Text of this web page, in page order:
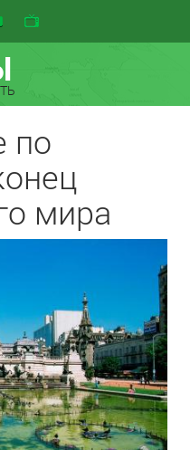
по
мира